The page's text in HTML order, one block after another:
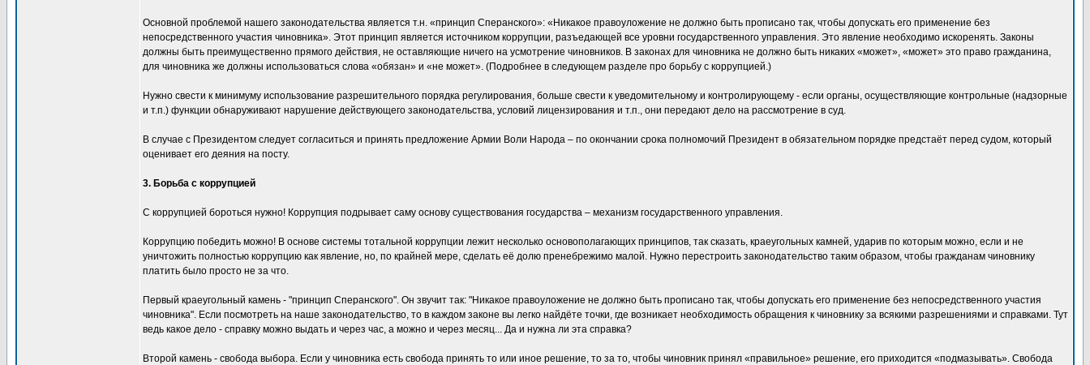
Основной проблемой нашего законодательства является т.н. «принцип Сперанского»: «Никакое правоуложение не должно быть прописано так, чтобы допускать его применение без
непосредственного участия чиновника». Этот принцип является источником коррупции, разъедающей все уровни государственного управления. Это явление необходимо искоренять. Законы
должны быть преимущественно прямого действия, не оставляющие ничего на усмотрение чиновников. В законах для чиновника не должно быть никаких «может», «может» это право гражданина,
для чиновника же должны использоваться слова «обязан» и «не может». (Подробнее в следующем разделе про борьбу с коррупцией.)
Нужно свести к минимуму использование разрешительного порядка регулирования, больше свести к уведомительному и контролирующему - если органы, осуществляющие контрольные (надзорные
и т.п.) функции обнаруживают нарушение действующего законодательства, условий лицензирования и т.п., они передают дело на рассмотрение в суд.
В случае с Президентом следует согласиться и принять предложение Армии Воли Народа – по окончании срока полномочий Президент в обязательном порядке предстаёт перед судом, который
оценивает его деяния на посту.
3. Борьба с коррупцией
С коррупцией бороться нужно! Коррупция подрывает саму основу существования государства – механизм государственного управления.
Коррупцию победить можно! В основе системы тотальной коррупции лежит несколько основополагающих принципов, так сказать, краеугольных камней, ударив по которым можно, если и не
уничтожить полностью коррупцию как явление, но, по крайней мере, сделать её долю пренебрежимо малой. Нужно перестроить законодательство таким образом, чтобы гражданам чиновнику
платить было просто не за что.
Первый краеугольный камень - "принцип Сперанского". Он звучит так: "Никакое правоуложение не должно быть прописано так, чтобы допускать его применение без непосредственного участия
чиновника". Если посмотреть на наше законодательство, то в каждом законе вы легко найдёте точки, где возникает необходимость обращения к чиновнику за всякими разрешениями и справками. Тут
ведь какое дело - справку можно выдать и через час, а можно и через месяц... Да и нужна ли эта справка?
Второй камень - свобода выбора. Если у чиновника есть свобода принять то или иное решение, то за то, чтобы чиновник принял «правильное» решение, его приходится «подмазывать». Свобода